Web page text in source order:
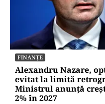
FINANȚE
Alexandru Nazare,
evitat la limită
Ministrul anunță
2% în 2027